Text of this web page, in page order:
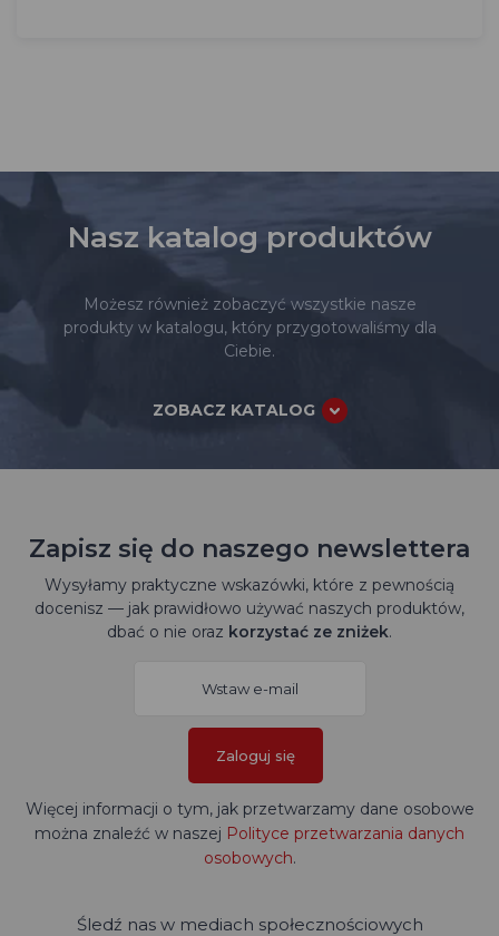
Nasz katalog produktów
Możesz również zobaczyć wszystkie nasze
produkty w katalogu, który przygotowaliśmy dla
Ciebie.
ZOBACZ KATALOG
Zapisz się do naszego newslettera
Wysyłamy praktyczne wskazówki, które z pewnością
docenisz — jak prawidłowo używać naszych produktów,
dbać o nie oraz korzystać ze zniżek.
Zaloguj się
Więcej informacji o tym, jak przetwarzamy dane osobowe
można znaleźć w naszej Polityce przetwarzania danych
osobowych.
Śledź nas w mediach społecznościowych